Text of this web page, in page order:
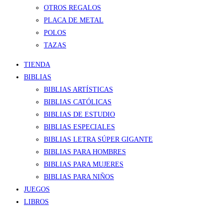
OTROS REGALOS
PLACA DE METAL
POLOS
TAZAS
TIENDA
BIBLIAS
BIBLIAS ARTÍSTICAS
BIBLIAS CATÓLICAS
BIBLIAS DE ESTUDIO
BIBLIAS ESPECIALES
BIBLIAS LETRA SÚPER GIGANTE
BIBLIAS PARA HOMBRES
BIBLIAS PARA MUJERES
BIBLIAS PARA NIÑOS
JUEGOS
LIBROS